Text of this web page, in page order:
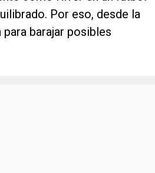
Por eso, desde la
barajar posibles